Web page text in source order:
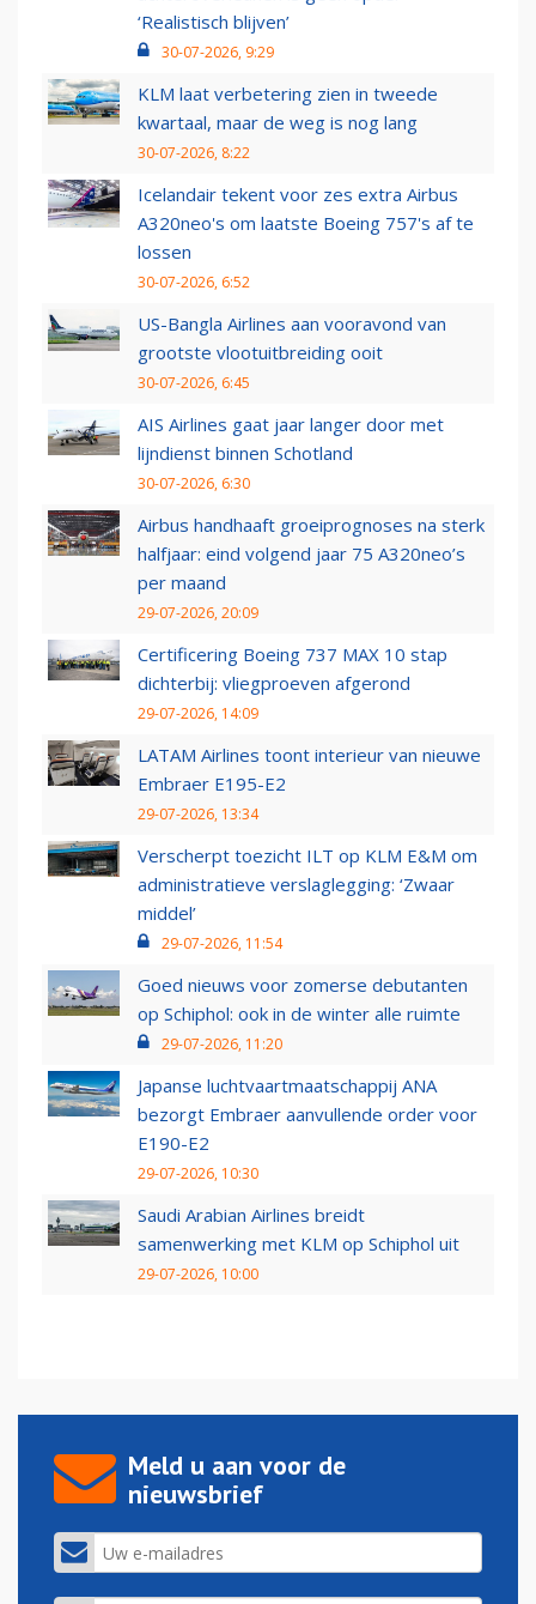
‘Realistisch blijven’
30-07-2026, 9:29
KLM laat verbetering zien in tweede
kwartaal, maar de weg is nog lang
30-07-2026, 8:22
Icelandair tekent voor zes extra Airbus
A320neo's om laatste Boeing 757's af te
lossen
30-07-2026, 6:52
US-Bangla Airlines aan vooravond van
grootste vlootuitbreiding ooit
30-07-2026, 6:45
AIS Airlines gaat jaar langer door met
lijndienst binnen Schotland
30-07-2026, 6:30
Airbus handhaaft groeiprognoses na sterk
halfjaar: eind volgend jaar 75 A320neo’s
per maand
29-07-2026, 20:09
Certificering Boeing 737 MAX 10 stap
dichterbij: vliegproeven afgerond
29-07-2026, 14:09
LATAM Airlines toont interieur van nieuwe
Embraer E195-E2
29-07-2026, 13:34
Verscherpt toezicht ILT op KLM E&M om
administratieve verslaglegging: ‘Zwaar
middel’
29-07-2026, 11:54
Goed nieuws voor zomerse debutanten
op Schiphol: ook in de winter alle ruimte
29-07-2026, 11:20
Japanse luchtvaartmaatschappij ANA
bezorgt Embraer aanvullende order voor
E190-E2
29-07-2026, 10:30
Saudi Arabian Airlines breidt
samenwerking met KLM op Schiphol uit
29-07-2026, 10:00
Meld u aan voor de
nieuwsbrief